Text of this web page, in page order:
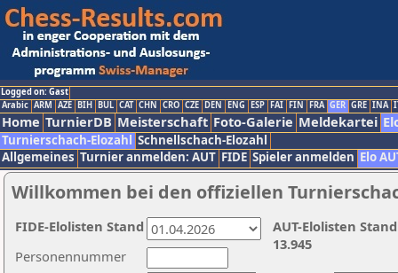
Logged on: Gast
Arabic ARM AZE BIH BUL CAT CHN CRO CZE DEN ENG ESP FAI FIN FRA GER GRE INA
Home TurnierDB Meisterschaft Foto-Galerie Meldekartei
Turnierschach-Elozahl Schnellschach-Elozahl
Allgemeines Turnier anmelden: AUT FIDE Spieler anmelden Elo
Willkommen bei den offiziellen
Personennummer
AUT-Elolisten
13.945
FIDE-Elolisten Stand